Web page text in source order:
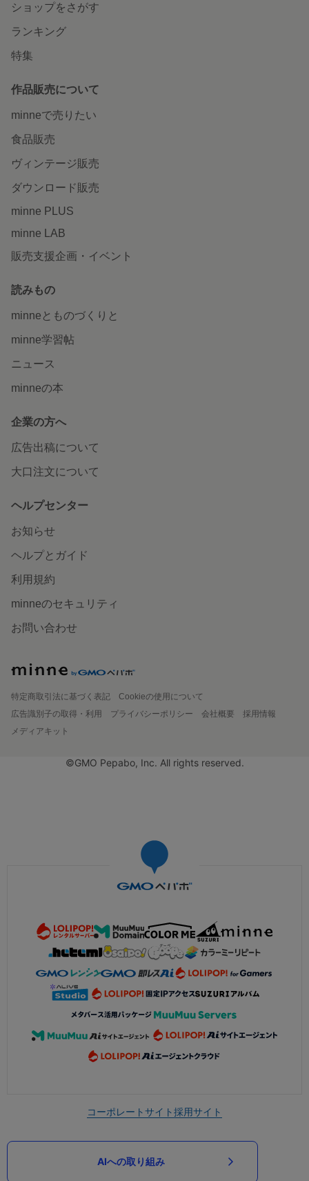
ショップをさがす
ランキング
特集
作品販売について
minneで売りたい
食品販売
ヴィンテージ販売
ダウンロード販売
minne PLUS
minne LAB
販売支援企画・イベント
読みもの
minneとものづくりと
minne学習帖
ニュース
minneの本
企業の方へ
広告出稿について
大口注文について
ヘルプセンター
お知らせ
ヘルプとガイド
利用規約
minneのセキュリティ
お問い合わせ
特定商取引法に基づく表記
Cookieの使用について
広告識別子の取得・利用
プライバシーポリシー 会社概要
採用情報
メディアキット
©GMO Pepabo, Inc. All rights reserved.
コーポレートサイト採用サイト
AIへの取り組み